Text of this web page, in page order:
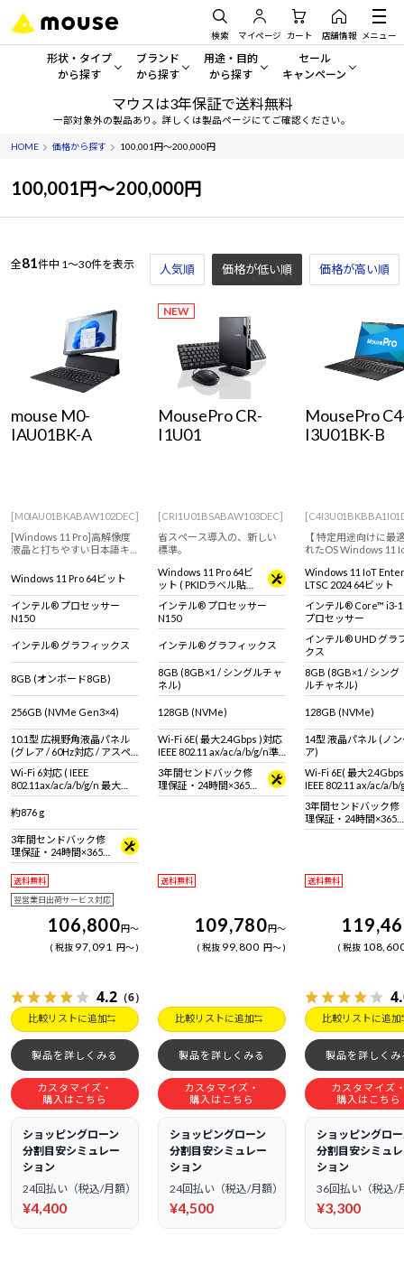
検索 マイページ カート 店舗情報 メニュー
形状・タイプ
から探す
形状・タイプから探す をすべてみる
デスクトップPC
ノートPC
ワークステーション
ディスプレイ
Windows 11 Copilot+ PC
ブランド
から探す
mouse
G TUNE
NEXTGEAR
MousePro
Windows 11|Copilot+ PC
用途・目的
から探す
一般向けパソコン
ゲーミングPC・ゲーム向けパソコン
学習向けパソコン
スペック/パーツ別
AIおすすめパソコン
Windows 11 Copilot+ PC
セール
キャンペーン
セール・キャンペー
おすすめ目玉パソコン
Copilot+ PC
マウスは3年保証で送料無料
一部対象外の製品あり。詳しくは製品ページにてご確認ください。
HOME 価格から探す 100,001円～200,000円
100,001円～200,000円
全81 件中 1～30件を表示 人気順 価格が低い順 価格が高い順
mouse M0-
IAU01BK-A
[M0IAU01BKABAW102DEC]
[Windows 11 Pro]高解像度
液晶と打ちやすい日本語キ
でも使える10.1型WUXGA液
Windows 11 Pro 64ビット
インテル® プロセッサー
N150
インテル® グラフィックス
8GB (オンボード8GB)
256GB (NVMe Gen3×4)
10.1型 広視野角液晶パネル
(グレア / 60Hz対応 / アスペ
クト比16:10)
Wi-Fi 6対応 ( IEEE
802.11ax/ac/a/b/g/n 最大
2.4Gbps対応 ※連続160MHz
帯域 Wi-Fi 6対応機器が必要 )
約876 g
3年間センドバック修
理保証・24時間×365
日電話サポート
送料無料
翌営業日出荷サービス対応
106,800円～
税抜 97,091 円～
4.2 （6）
比較リストに追加
製品を詳しくみる
カスタマイズ・
購入はこちら
ショッピングローン
分割目安シミュレー
ション
24回払い（税込/月額）
¥4,400
NEW
MousePro CR-
I1U01
[CRI1U01BSABAW103DEC]
省スペース導入の、新しい
標準。
Windows 11 Pro 64ビ
ット ( PKIDラベル貼付
対応 )
インテル® プロセッサー
N150
インテル® グラフィックス
8GB (8GB×1 / シングルチャ
ネル)
128GB (NVMe)
Wi-Fi 6E( 最大2.4Gbps )対応
IEEE 802.11 ax/ac/a/b/g/n準
拠 ＋ Bluetooth 5内蔵
3年間センドバック修
理保証・24時間×365
日電話サポート
送料無料
109,780円～
税抜 99,800 円～
比較リストに追加
製品を詳しくみる
カスタマイズ・
購入はこちら
ショッピングローン
分割目安シミュレー
ション
24回払い（税込/月額）
¥4,500
MousePro
I3U01BK-B
【 特定用途向けに最
れたOS Windows 11
とは異なります。 ※
は商品説明欄、
IoT Enterprise特設ペ
ご覧ください】14型
液晶ノートパソコン
Windows 11 IoT
LTSC 2024 64ビット
インテル® Core™ i3-
プロセッサー
インテル® UHD グラ
クス
8GB (8GB×1 / シング
ルチャネル)
128GB (NVMe)
14型 液晶パネル (ノ
ア)
Wi-Fi 6E( 最大
IEEE 802.11 ax/ac/a/
拠 ＋ Bluetooth 5内蔵
3年間センドバック修
理保証・24時間×365
日電話サポート
送料無料
税抜
比較リストに追加
製品を詳しくみ
カスタマイズ
購入はこちら
ショッピングロ
分割目安シミュ
ション
36回払い（税込/
¥3,300